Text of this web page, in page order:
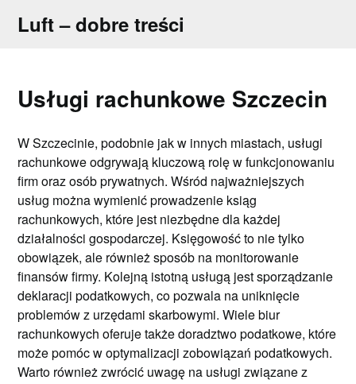
Luft – dobre treści
Usługi rachunkowe Szczecin
W Szczecinie, podobnie jak w innych miastach, usługi
rachunkowe odgrywają kluczową rolę w funkcjonowaniu
firm oraz osób prywatnych. Wśród najważniejszych
usług można wymienić prowadzenie ksiąg
rachunkowych, które jest niezbędne dla każdej
działalności gospodarczej. Księgowość to nie tylko
obowiązek, ale również sposób na monitorowanie
finansów firmy. Kolejną istotną usługą jest sporządzanie
deklaracji podatkowych, co pozwala na uniknięcie
problemów z urzędami skarbowymi. Wiele biur
rachunkowych oferuje także doradztwo podatkowe, które
może pomóc w optymalizacji zobowiązań podatkowych.
Warto również zwrócić uwagę na usługi związane z